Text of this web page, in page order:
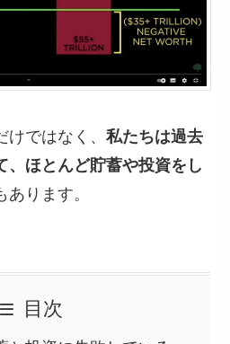
けではなく、私たちは過去
、ほとんど貯蓄や投資をし
あります。
目次